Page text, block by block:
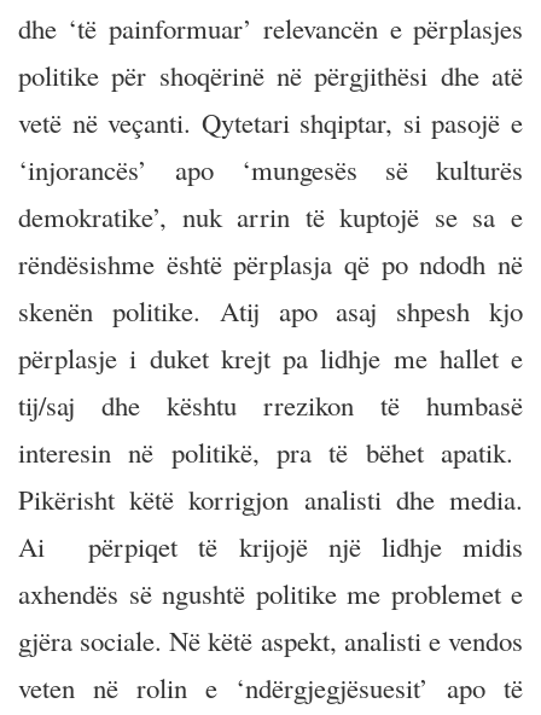
dhe ‘të painformuar’ relevancën e përplasjes
politike për shoqërinë në përgjithësi dhe atë
vetë në veçanti. Qytetari shqiptar, si pasojë e
‘injorancës’ apo ‘mungesës së kulturës
demokratike’, nuk arrin të kuptojë se sa e
rëndësishme është përplasja që po ndodh në
skenën politike. Atij apo asaj shpesh kjo
përplasje i duket krejt pa lidhje me hallet e
tij/saj dhe kështu rrezikon të humbasë
interesin në politikë, pra të bëhet apatik.
Pikërisht këtë korrigjon analisti dhe media.
Ai përpiqet të krijojë një lidhje midis
axhendës së ngushtë politike me problemet e
gjëra sociale. Në këtë aspekt, analisti e vendos
veten në rolin e ‘ndërgjegjësuesit’ apo të